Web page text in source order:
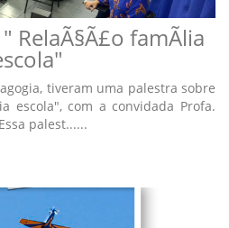
RelaÃ§Ã£o famÃ­lia
tiveram uma palestra sobre
escola", com a convidada Profa.
palest......